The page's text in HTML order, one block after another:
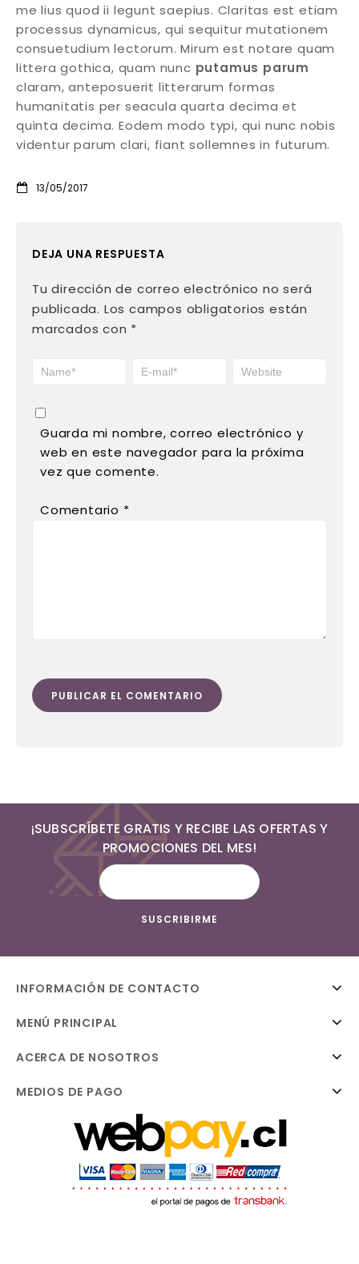
me lius quod ii legunt saepius. Claritas est etiam
processus dynamicus, qui sequitur mutationem
consuetudium lectorum. Mirum est notare quam
littera gothica, quam nunc putamus parum
claram, anteposuerit litterarum formas
humanitatis per seacula quarta decima et
quinta decima. Eodem modo typi, qui nunc nobis
videntur parum clari, fiant sollemnes in futurum.
13/05/2017
DEJA UNA RESPUESTA
Tu dirección de correo electrónico no será
publicada. Los campos obligatorios están
marcados con *
Guarda mi nombre, correo electrónico y
web en este navegador para la próxima
vez que comente.
Comentario *
¡SUBSCRÍBETE GRATIS Y RECIBE LAS OFERTAS Y
PROMOCIONES DEL MES!
INFORMACIÓN DE CONTACTO
MENÚ PRINCIPAL
ACERCA DE NOSOTROS
MEDIOS DE PAGO